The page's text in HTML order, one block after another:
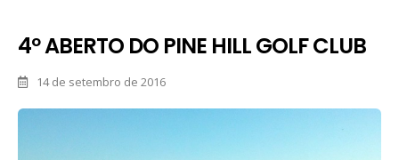
4º ABERTO DO PINE HILL GOLF CLUB
14 de setembro de 2016